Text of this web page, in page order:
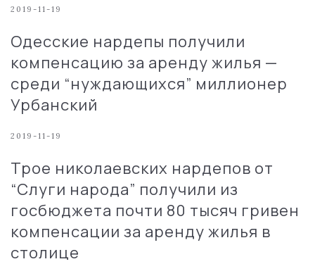
2019-11-19
Одесские нардепы получили
компенсацию за аренду жилья —
среди “нуждающихся” миллионер
Урбанский
2019-11-19
Трое николаевских нардепов от
“Слуги народа” получили из
госбюджета почти 80 тысяч гривен
компенсации за аренду жилья в
столице